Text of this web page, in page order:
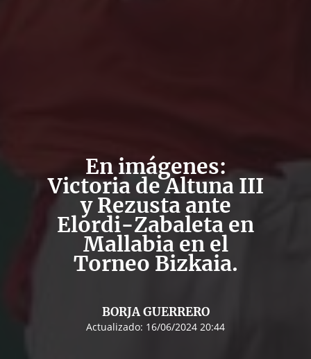
En imágenes:
Victoria de Altuna III
y Rezusta ante
Elordi-Zabaleta en
Mallabia en el
Torneo Bizkaia.
BORJA GUERRERO
Actualizado: 16/06/2024 20:44